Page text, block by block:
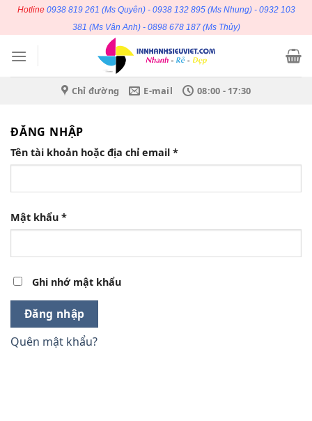
dung
Hotline 0938 819 261 (Ms Quyên) - 0938 132 895(Ms Nhung) - 0932 103
381 (Ms Vân Anh) - 0898 678 187(Ms Thủy)
Chỉ đường E-mail 08:00 - 17:30
ĐĂNG NHẬP
Tên tài khoản hoặc địa chỉ email *Bắt
buộc
Mật khẩu *Bắt
buộc
Ghi nhớ mật khẩu
Đăng nhập
Quên mật khẩu?